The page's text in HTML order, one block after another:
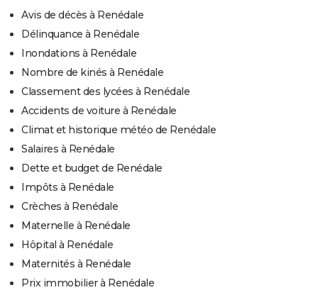
Avis de décès à Renédale
Délinquance à Renédale
Inondations à Renédale
Nombre de kinés à Renédale
Classement des lycées à Renédale
Accidents de voiture à Renédale
Climat et historique météo de Renédale
Salaires à Renédale
Dette et budget de Renédale
Impôts à Renédale
Crèches à Renédale
Maternelle à Renédale
Hôpital à Renédale
Maternités à Renédale
Prix immobilier à Renédale